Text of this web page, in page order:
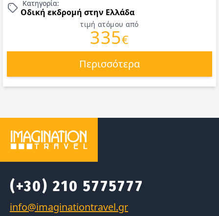
Κατηγορία:
Οδική εκδρομή στην Ελλάδα
τιμή ατόμου από
335€
Περισσότερα
(+30) 210 5775777